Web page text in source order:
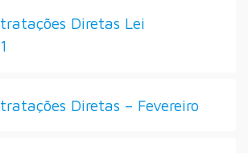
Diretas Lei
Diretas – Fevereiro